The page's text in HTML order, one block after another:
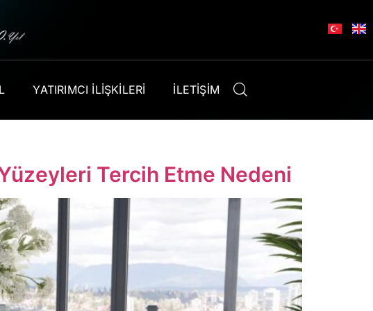
YATIRIMCI İLIŞKILERI İLETIŞIM
Yüzeyleri Tercih Etme Nedeni